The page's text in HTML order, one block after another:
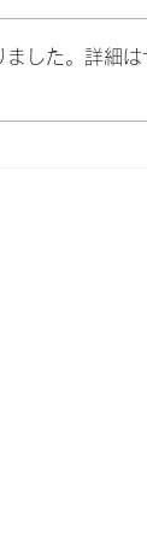
した。詳細